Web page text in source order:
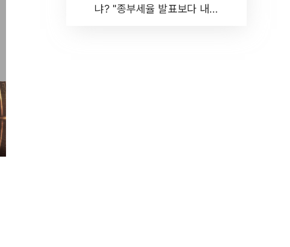
냐? "종부세율 발표보다 내릴